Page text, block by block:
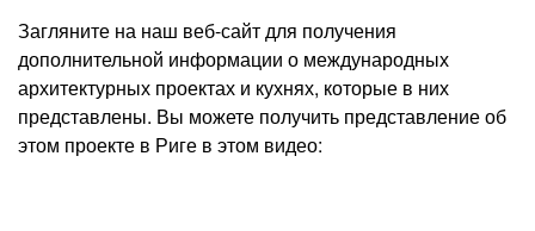
Загляните на наш веб-сайт для получения
дополнительной информации о международных
архитектурных проектах и кухнях, которые в них
представлены. Вы можете получить представление об
этом проекте в Риге в этом видео: